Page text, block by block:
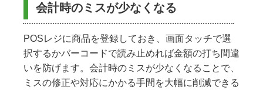
会計時のミスが少なくなる
POSレジに商品を登録しておき、画面タッチで選
択するかバーコードで読み止めれば金額の打ち間違
いを防げます。会計時のミスが少なくなることで、
ミスの修正や対応にかかる手間を大幅に削減できる